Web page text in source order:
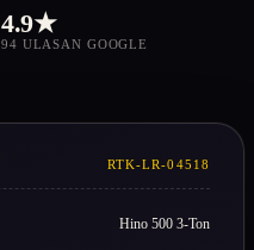
4.9★
94 ULASAN GOOGLE
RTK-LR-04518
Hino 500 3-Ton